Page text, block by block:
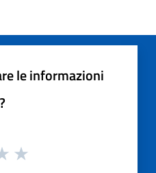
le informazioni